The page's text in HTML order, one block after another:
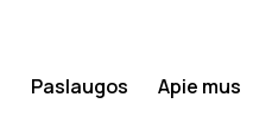
Paslaugos Apie mus